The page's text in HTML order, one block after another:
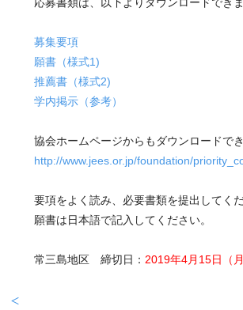
応募書類は、以下よりダウンロードできま
募集要項
願書（様式1)
推薦書（様式2)
学内掲示（参考）
協会ホームページからもダウンロードでき
http://www.jees.or.jp/foundation/
要項をよく読み、必要書類を提出してくだ
願書は日本語で記入してください。
常三島地区　締切日：2019年4月15日（
＜